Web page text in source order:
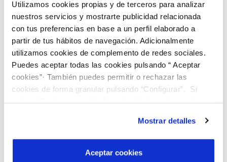
Utilizamos cookies propias y de terceros para analizar
nuestros servicios y mostrarte publicidad relacionada
con tus preferencias en base a un perfil elaborado a
partir de tus hábitos de navegación. Adicionalmente
utilizamos cookies de complemento de redes sociales.
Puedes aceptar todas las cookies pulsando “ Aceptar
cookies”· También puedes permitir o rechazar las
cookies de forma granular pulsando “Configurar”. Si
son indispensables para que el sitio web funcione y que
por tanto no se pueden desactivar. Puedes consultar
más información en nuestraPolítica de Cookies
Mostrar detalles
Aceptar cookies
el mantenimiento de las infraestructuras, sino que
también permitirá a los ciudadanos y a las
administraciones públicas tener un acceso más
directo y claro a la información sobre el uso y
gestión del agua.
Este ambicioso proyecto cuenta con un
se ejecutará gracias a la ayuda de la
segunda convocatoria de subvenciones (2023)
de proyectos de digitalización del Ciclo Urbano